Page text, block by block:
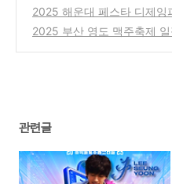
줄이는 온도 설정 방법
(0)
2025 해운대 페스타 디제잉
대 챌린지 티켓 예매하기
(0)
2025 부산 영도 맥주축제 일
관련글